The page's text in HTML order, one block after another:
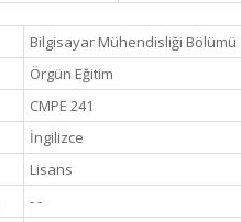
Bilgisayar Mühendisliği Bölümü
Örgün Eğitim
CMPE 241
İngilizce
Lisans
- -